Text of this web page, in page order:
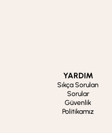
YARDIM
Sıkça Sorulan
Sorular
Güvenlik
Politikamız